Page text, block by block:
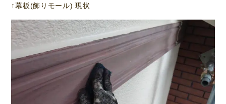
↑幕板(飾りモール) 現状